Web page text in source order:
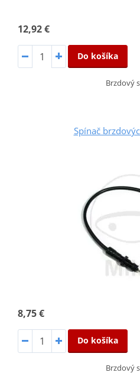
12,92 €
Do košíka
Brzdový
Spínač
8,75 €
Do košíka
Brzdový